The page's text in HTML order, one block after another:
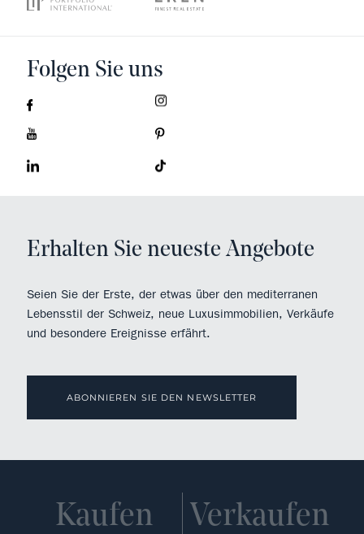
Folgen Sie uns
Erhalten Sie neueste Angebote
Seien Sie der Erste, der etwas über den mediterranen
Lebensstil der Schweiz, neue Luxusimmobilien, Verkäufe
und besondere Ereignisse erfährt.
ABONNIEREN SIE DEN NEWSLETTER
Kaufen Verkaufen